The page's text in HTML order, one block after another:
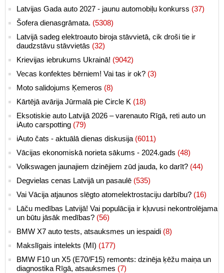
Latvijas Gada auto 2027 - jaunu automobiļu konkurss (37)
Šofera dienasgrāmata. (5308)
Latvijā sadeg elektroauto biroja stāvvietā, cik droši tie ir
daudzstāvu stāvvietās (32)
Krievijas iebrukums Ukrainā! (9042)
Vecas konfektes bērniem! Vai tas ir ok? (3)
Moto salidojums Ķemeros (8)
Kārtējā avārija Jūrmalā pie Circle K (18)
Eksotiskie auto Latvijā 2026 – varenauto Rīgā, reti auto un
iAuto carspotting (79)
iAuto čats - aktuālā dienas diskusija (6011)
Vācijas ekonomiskā norieta sākums - 2024.gads (48)
Volkswagen jaunajiem dzinējiem zūd jauda, ko darīt? (44)
Degvielas cenas Latvijā un pasaulē (535)
Vai Vācija atjaunos slēgto atomelektrostaciju darbību? (16)
Lāču medības Latvijā! Vai populācija ir kļuvusi nekontrolējama
un būtu jāsāk medības? (56)
BMW X7 auto tests, atsauksmes un iespaidi (8)
Makslīgais intelekts (MI) (177)
BMW F10 un X5 (E70/F15) remonts: dzinēja ķēžu maiņa un
diagnostika Rīgā, atsauksmes (7)